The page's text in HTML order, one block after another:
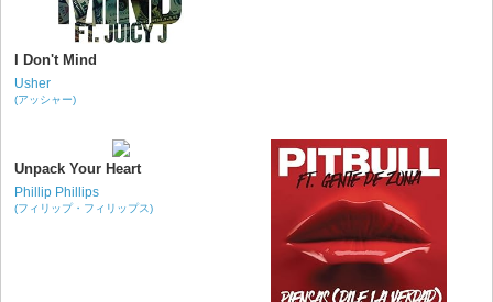
I Don't Mind
Usher
(アッシャー)
Unpack Your Heart
Phillip Phillips
(フィリップ・フィリップス)